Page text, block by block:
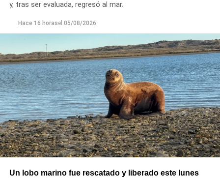
y, tras ser evaluada, regresó al mar.
Hace 16 horasel 05/08/2026
Un lobo marino fue rescatado y liberado este lunes